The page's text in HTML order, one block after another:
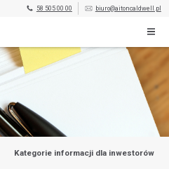
58 505 00 00 biuro@aitoncaldwell.pl
Kategorie informacji dla inwestorów